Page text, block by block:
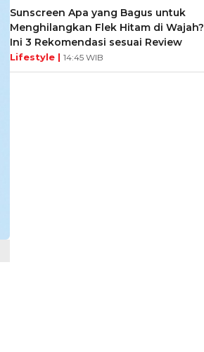
Sunscreen Apa yang Bagus untuk
Menghilangkan Flek Hitam di Wajah?
Ini 3 Rekomendasi sesuai Review
Lifestyle | 14:45 WIB